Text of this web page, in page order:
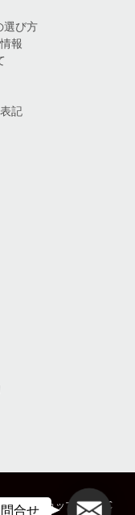
選び方
報
記
ジックショップ「MAGIC
メール
合せ